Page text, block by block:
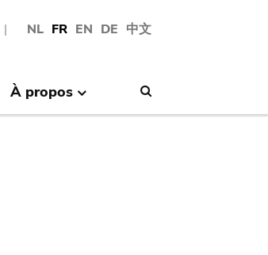
NL FR EN DE 中文
À propos